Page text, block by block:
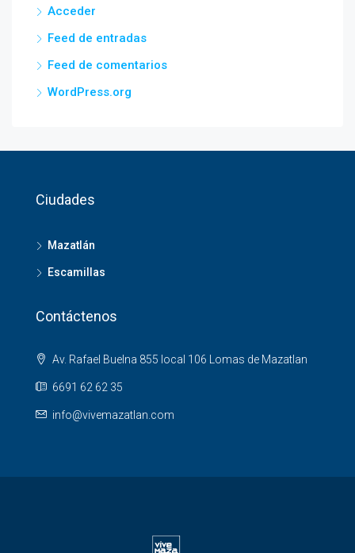
Acceder
Feed de entradas
Feed de comentarios
WordPress.org
Ciudades
Mazatlán
Escamillas
Contáctenos
Av. Rafael Buelna 855 local 106 Lomas de Mazatlan
6691 62 62 35
info@vivemazatlan.com